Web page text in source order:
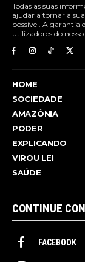
Todas as suas
ajudar a tornar a
possível. A garantia
utilizadores do
HOME
SOCIEDADE
AMAZÔNIA
PODER
EXPLICANDO
VIROU LEI
SAÚDE
CONTINUE
FACEBOOK